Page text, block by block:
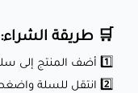
🛒 طريقة الشراء:
1️⃣ أضف المنتج إلى سلة التسوق
2️⃣ انتقل للسلة واضغط "إتمام الطلب"